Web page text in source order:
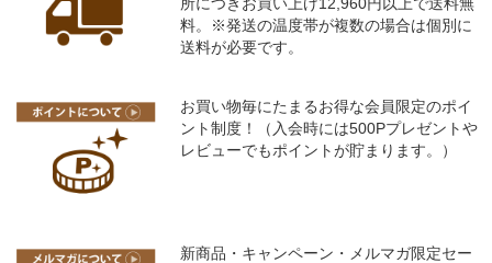
料。※発送の温度帯が複数の場合は個別に
送料が必要です。
お買い物毎にたまるお得な会員限定のポイ
ント制度！（入会時には500Pプレゼントや
レビューでもポイントが貯まります。）
新商品・キャンペーン・メルマガ限定セー